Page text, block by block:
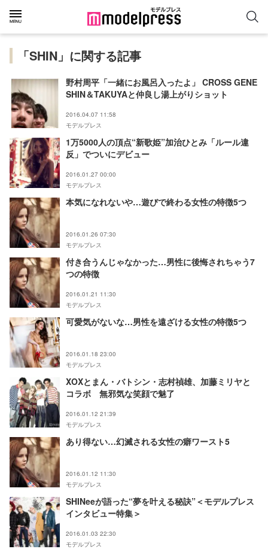
「SHIN」に関する記事
野村周平「一緒にお風呂入ったよ」 CROSS GENE
SHIN＆TAKUYAと仲良し湯上がりショット
2016.04.07 11:58
モデルプレス
1万5000人の頂点“新歌姫”加治ひとみ「ルール違
反」でついにデビュー
2016.01.27 00:00
モデルプレス
本気になれないや…遊びで終わる女性の特徴5つ
2016.01.26 07:30
モデルプレス
付き合うんじゃなかった…男性に後悔されちゃう7
つの特徴
2016.01.21 11:30
モデルプレス
可愛気がないな…男性を遠ざける女性の特徴5つ
2016.01.18 23:00
モデルプレス
XOXとまん・バトシン・志村禎雄、加藤ミリヤと
コラボ 無邪気な笑顔で魅了
2016.01.12 21:39
モデルプレス
あり得ない…幻滅される女性の癖ワースト5
2016.01.12 11:30
モデルプレス
SHINeeが語った“夢を叶える秘訣”＜モデルプレス
インタビュー特集＞
2016.01.03 22:30
モデルプレス